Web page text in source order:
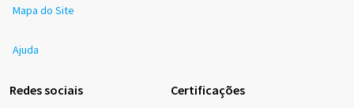
Mapa do Site
Ajuda
Redes sociais Certificações